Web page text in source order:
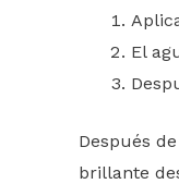
El
Después
brillante